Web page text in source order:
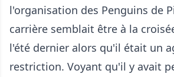
l'organisation des Penguins de
carrière semblait être à la
l'été dernier alors qu'il était un
restriction. Voyant qu'il y avait